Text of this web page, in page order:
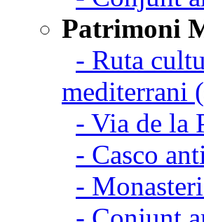
Patrimoni
- Ruta
mediterrani
- Via de la
- Casco
-